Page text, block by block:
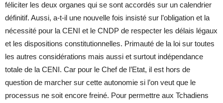
féliciter les deux organes qui se sont accordés sur un calendrier
définitif. Aussi, a-t-il une nouvelle fois insisté sur l’obligation et la
nécessité pour la CENI et le CNDP de respecter les délais légaux
et les dispositions constitutionnelles. Primauté de la loi sur toutes
les autres considérations mais aussi et surtout indépendance
totale de la CENI. Car pour le Chef de l’Etat, il est hors de
question de marcher sur cette autonomie si l’on veut que le
processus ne soit encore freiné. Pour permettre aux Tchadiens